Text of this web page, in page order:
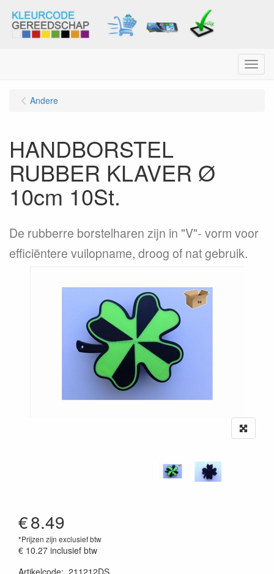
Menu
Andere
HANDBORSTEL
RUBBER KLAVER Ø
10cm 10St.
De rubberre borstelharen zijn in "V"- vorm voor
efficiëntere vuilopname, droog of nat gebruik.
€8.49
*Prijzen zijn exclusief btw
€ 10.27 inclusief btw
Artikelcode: 211212DS